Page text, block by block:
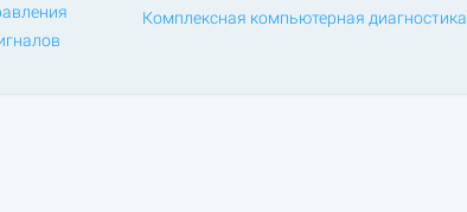
Комплексная компьютерная диагностика